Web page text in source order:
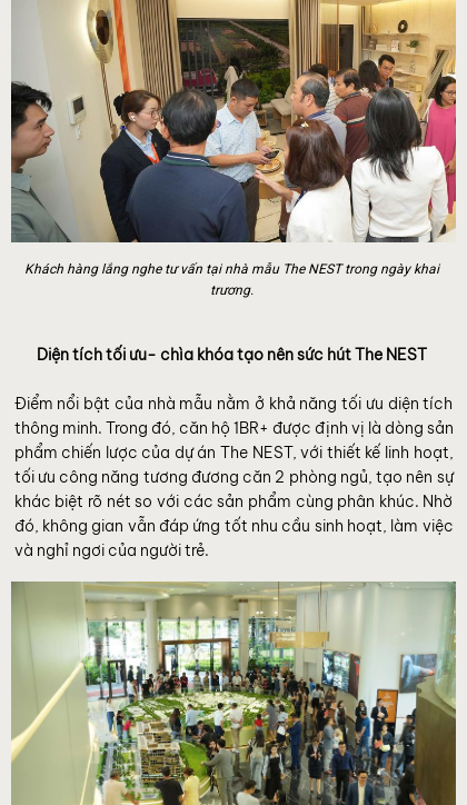
Khách hàng lắng nghe tư vấn tại nhà mẫu The NEST trong ngày khai
trương.
Điểm nổi bật của nhà mẫu nằm ở khả năng tối ưu diện tích
thông minh. Trong đó, căn hộ 1BR+ được định vị là dòng sản
phẩm chiến lược của dự án The NEST, với thiết kế linh hoạt,
tối ưu công năng tương đương căn 2 phòng ngủ, tạo nên sự
khác biệt rõ nét so với các sản phẩm cùng phân khúc. Nhờ
đó, không gian vẫn đáp ứng tốt nhu cầu sinh hoạt, làm việc
và nghỉ ngơi của người trẻ.
Diện tích tối ưu- chìa khóa tạo nên sức hút The NEST